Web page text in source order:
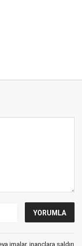
imalar, inançlara saldırı